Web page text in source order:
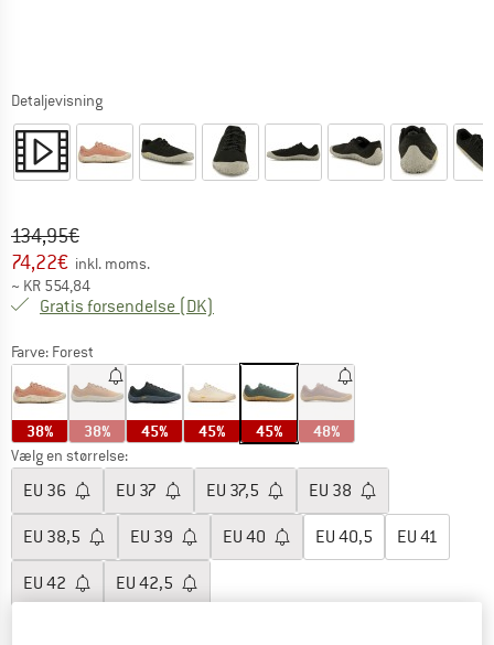
Detaljevisning
Original pris :
134,95€
Pris:
74,22€ inkl. moms.
~ KR 554,84
Gratis forsendelse (DK)
Farve: Forest
38% 38% 45% 45% 45% 48%
Vælg en størrelse:
EU 36 EU 37 EU 37,5 EU 38
EU 38,5 EU 39 EU 40 EU 40,5 EU 41
EU 42 EU 42,5